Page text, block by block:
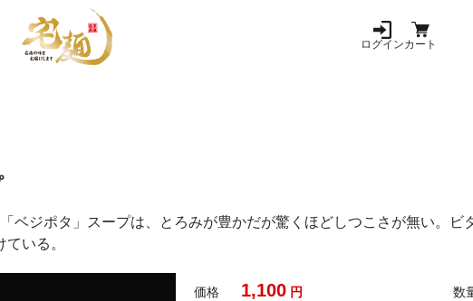
ログインカート
ベジポタ」スープは、とろみが豊かだが驚くほどしつこさが無い。ビ
いる。
価格 1,100 円 数